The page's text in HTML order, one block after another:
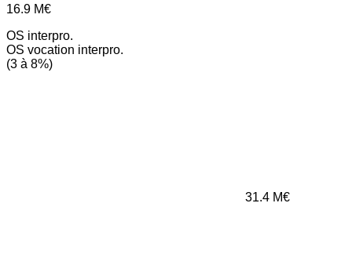
16.9 M€
OS interpro.
OS vocation interpro.
(3 à 8%)
31.4 M€